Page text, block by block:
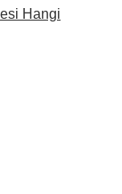
Hangi